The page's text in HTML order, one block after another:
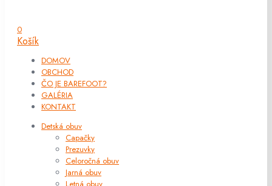
0
Košík
DOMOV
OBCHOD
ČO JE BAREFOOT?
GALÉRIA
KONTAKT
Detská obuv
Capačky
Prezuvky
Celoročná obuv
Jarná obuv